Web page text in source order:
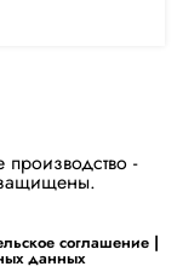
-
соглашение|
данных